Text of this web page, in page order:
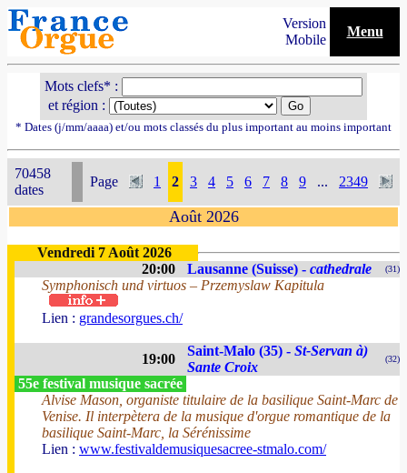
Version
Mobile
Menu
Mots clefs* :
et région :
* Dates (j/mm/aaaa) et/ou mots classés du plus important au moins important
70458
dates
Page 1 2 3 4 5 6 7 8 9 ... 2349
Août 2026
Vendredi 7 Août 2026
20:00
Lausanne (Suisse) - cathedrale (31)
Symphonisch und virtuos – Przemyslaw Kapitula
Lien : grandesorgues.ch/
19:00
Saint-Malo (35) - St-Servan à)
Sante Croix
(32)
55e festival musique sacrée
Alvise Mason, organiste titulaire de la basilique Saint-Marc de
Venise. Il interpètera de la musique d'orgue romantique de la
basilique Saint-Marc, la Sérénissime
Lien : www.festivaldemusiquesacree-stmalo.com/